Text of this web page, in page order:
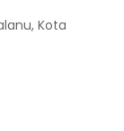
Kota